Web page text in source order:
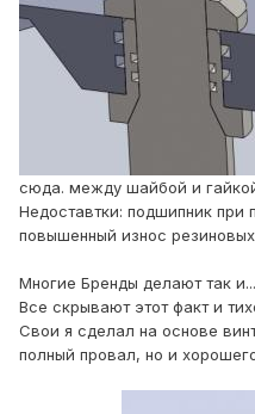
сюда. между шайбой и
Недоставтки: подшипник при
повышенный износ
Многие Бренды делают так
Все скрывают этот факт и
Свои я сделал на основе
полный провал, но и